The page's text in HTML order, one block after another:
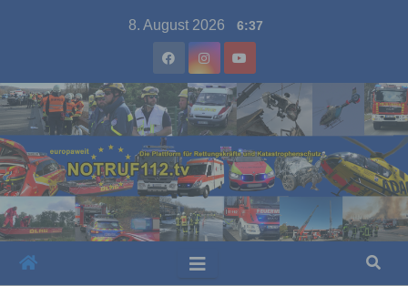
8. August 2026 6:37